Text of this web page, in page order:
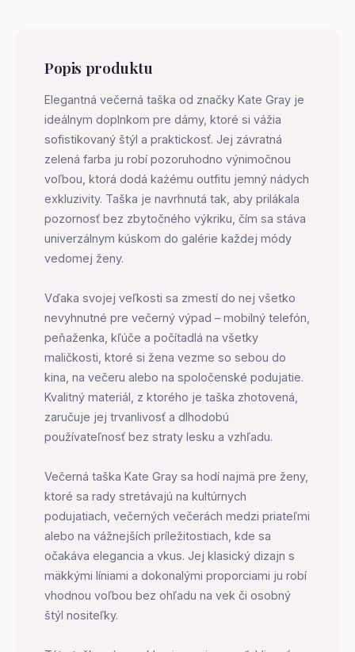
Popis produktu
Elegantná večerná taška od značky Kate Gray je
ideálnym doplnkom pre dámy, ktoré si vážia
sofistikovaný štýl a praktickosť. Jej závratná
zelená farba ju robí pozoruhodno výnimočnou
voľbou, ktorá dodá każému outfitu jemný nádych
exkluzivity. Taška je navrhnutá tak, aby prilákala
pozornosť bez zbytočného výkriku, čím sa stáva
univerzálnym kúskom do galérie každej módy
vedomej ženy.
Vďaka svojej veľkosti sa zmestí do nej všetko
nevyhnutné pre večerný výpad – mobilný telefón,
peňaženka, kľúče a počítadlá na všetky
maličkosti, ktoré si žena vezme so sebou do
kina, na večeru alebo na spoločenské podujatie.
Kvalitný materiál, z ktorého je taška zhotovená,
zaručuje jej trvanlivosť a dlhodobú
používateľnosť bez straty lesku a vzhľadu.
Večerná taška Kate Gray sa hodí najmä pre ženy,
ktoré sa rady stretávajú na kultúrnych
podujatiach, večerných večerách medzi priateľmi
alebo na vážnejších príležitostiach, kde sa
očakáva elegancia a vkus. Jej klasický dizajn s
mäkkými líniami a dokonalými proporciami ju robí
vhodnou voľbou bez ohľadu na vek či osobný
štýl nositeľky.